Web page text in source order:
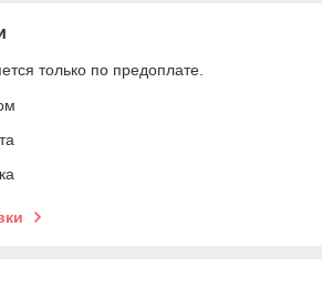
только по предоплате.